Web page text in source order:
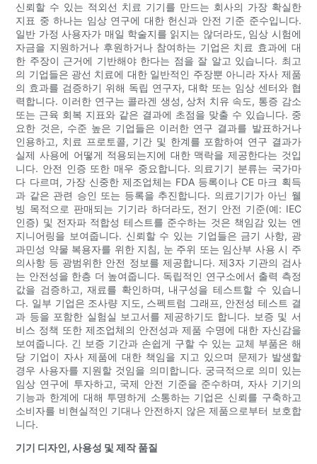
신뢰할 수 있는 적외선 치료 기기를 만드는 회사의 가장 확실한
지표 중 하나는 임상 연구에 대한 헌신과 안전 기준 준수입니다.
일반 가정 사용자가 매일 학술지를 읽지는 않더라도, 임상 시험에
자금을 지원하거나 후원하거나 참여하는 기업은 치료 효과에 대
한 주장이 근거에 기반해야 한다는 점을 잘 알고 있습니다. 최고
의 기업들은 광선 치료에 대한 일반적인 주장뿐 아니라 자사 제품
의 효과를 검증하기 위해 독립 연구자, 대학 또는 임상 센터와 협
력합니다. 이러한 연구는 콜라겐 생성, 상처 치유 속도, 통증 감소
또는 근육 회복 지표와 같은 결과에 초점을 맞출 수 있습니다. 중
요한 것은, 수준 높은 기업들은 이러한 연구 결과를 발표하거나
인용하고, 치료 프로토콜, 기간 및 한계를 포함하여 연구 결과가
실제 사용에 어떻게 적용되는지에 대한 맥락을 제공한다는 것입
니다. 안전 인증 또한 매우 중요합니다. 의료기기 분류는 국가마
다 다르며, 가장 신중한 제조업체는 FDA 등록이나 CE 마크 획득
과 같은 관련 승인 또는 등록을 추진합니다. 의료기기가 아닌 웰
빙 목적으로 판매되는 기기라 하더라도, 전기 안전 기준(예: IEC
인증) 및 전자파 적합성 테스트를 준수하는 것은 책임감 있는 엔
지니어링을 보여줍니다. 신뢰할 수 있는 기업들은 금기 사항, 광
과민성 약물 복용자를 위한 지침, 눈 주위 또는 임산부 사용 시 주
의사항 등 광범위한 안전 정보를 제공합니다. 제3자 기관의 검사
는 안전성을 한층 더 높여줍니다. 독립적인 연구소에서 출력 측정
값을 검증하고, 재료를 확인하며, 내구성을 테스트할 수 있습니
다. 일부 기업은 조사량 지도, 스펙트럼 그래프, 안전성 테스트 결
과 등을 포함한 실험실 보고서를 제공하기도 합니다. 보증 및 서
비스 정책 또한 제조업체의 안전성과 제품 수명에 대한 자신감을
보여줍니다. 긴 보증 기간과 손쉽게 구할 수 있는 교체 부품은 해
당 기업이 자사 제품에 대한 책임을 지고 있으며 문제가 발생할
경우 사용자를 지원할 것임을 의미합니다. 궁극적으로 의미 있는
임상 연구에 투자하고, 국제 안전 기준을 준수하며, 자사 기기의
기능과 한계에 대해 투명하게 소통하는 기업은 신뢰를 구축하고
소비자를 비현실적인 기대나 안전하지 않은 제품으로부터 보호합
니다.
기기 디자인, 사용성 및 제작 품질